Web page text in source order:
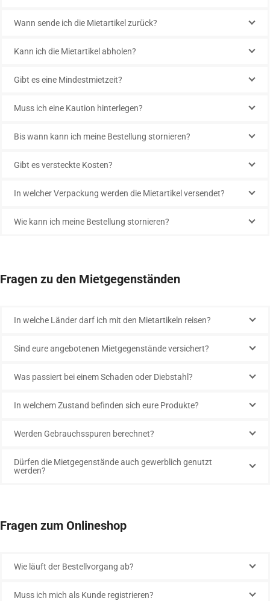
Wann sende ich die Mietartikel zurück?
Kann ich die Mietartikel abholen?
Gibt es eine Mindestmietzeit?
Muss ich eine Kaution hinterlegen?
Bis wann kann ich meine Bestellung stornieren?
Gibt es versteckte Kosten?
In welcher Verpackung werden die Mietartikel versendet?
Wie kann ich meine Bestellung stornieren?
Fragen zu den Mietgegenständen
In welche Länder darf ich mit den Mietartikeln reisen?
Sind eure angebotenen Mietgegenstände versichert?
Was passiert bei einem Schaden oder Diebstahl?
In welchem Zustand befinden sich eure Produkte?
Werden Gebrauchsspuren berechnet?
Dürfen die Mietgegenstände auch gewerblich genutzt
werden?
Fragen zum Onlineshop
Wie läuft der Bestellvorgang ab?
Muss ich mich als Kunde registrieren?